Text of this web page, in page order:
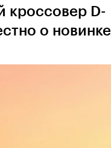
кроссовер D-
о новинке